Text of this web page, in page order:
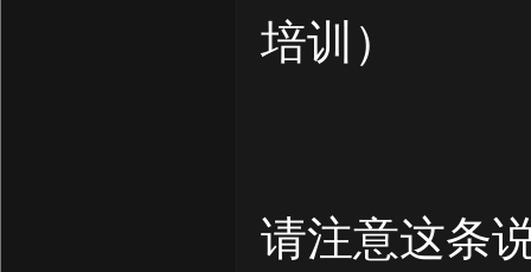
培训）
请注意这条